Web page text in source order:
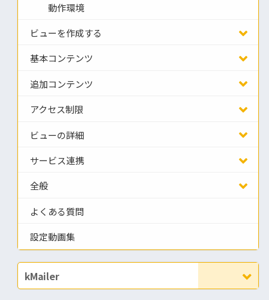
動作環境
ビューを作成する
基本コンテンツ
追加コンテンツ
アクセス制限
ビューの詳細
サービス連携
全般
よくある質問
設定動画集
kMailer